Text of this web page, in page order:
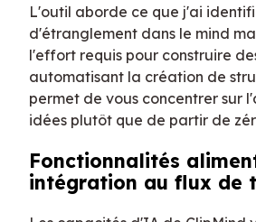
L'outil aborde ce que j'ai
d'étranglement dans le mind
l'effort requis pour construire
automatisant la création de
permet de vous concentrer sur
idées plutôt que de partir de
Fonctionnalités
intégration au flux de